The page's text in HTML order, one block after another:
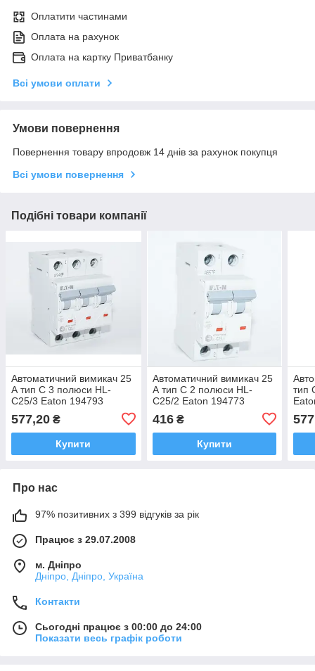
Оплатити частинами
Оплата на рахунок
Оплата на картку Приватбанку
Всі умови оплати
Умови повернення
Повернення товару впродовж 14 днів за рахунок покупця
Всі умови повернення
Подібні товари компанії
Автоматичний вимикач 25
А тип C 3 полюси HL-
C25/3 Eaton 194793
577,20 ₴
Купити
Автоматичний вимикач 25
А тип C 2 полюси HL-
C25/2 Eaton 194773
416₴
Купити
тип
Про нас
97% позитивних з 399 відгуків за рік
Працює з 29.07.2008
м. Дніпро
Дніпро, Дніпро, Україна
Контакти
Сьогодні працює з 00:00 до 24:00
Показати весь графік роботи